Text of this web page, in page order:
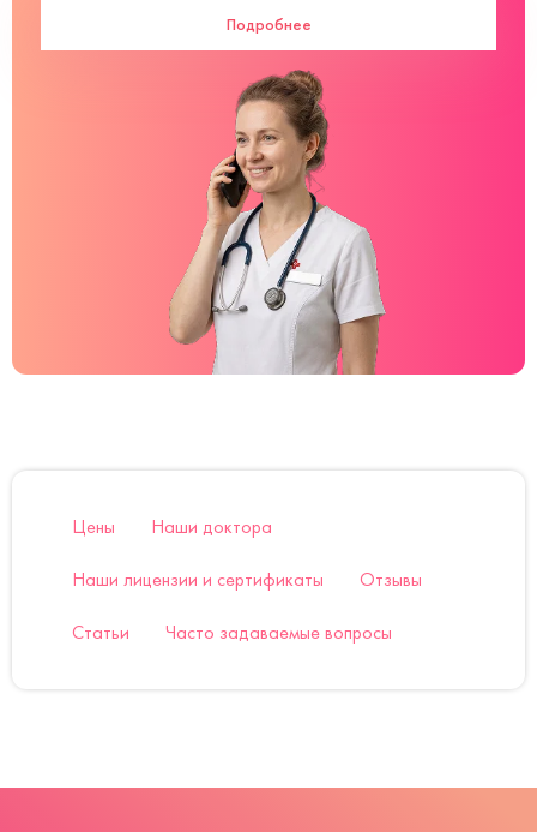
Подробнее
Цены Наши доктора
Наши лицензии и сертификаты Отзывы
Статьи Часто задаваемые вопросы